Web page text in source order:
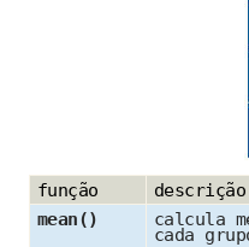
função
descrição
mean()
calcula
cada